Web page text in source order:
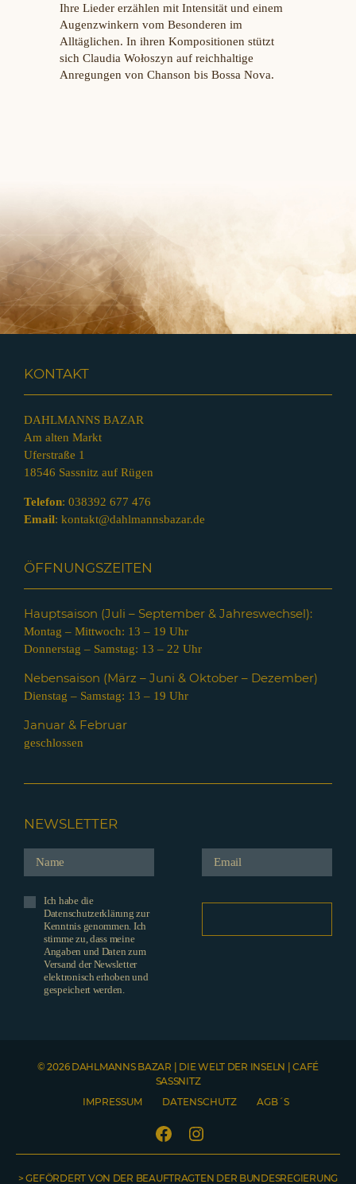
Ihre Lieder erzählen mit Intensität und einem
Augenzwinkern vom Besonderen im
Alltäglichen. In ihren Kompositionen stützt
sich Claudia Wołoszyn auf reichhaltige
Anregungen von Chanson bis Bossa Nova.
KONTAKT
DAHLMANNS BAZAR
Am alten Markt
Uferstraße 1
18546 Sassnitz auf Rügen
Telefon: 038392 677 476
Email: kontakt@dahlmannsbazar.de
ÖFFNUNGSZEITEN
Hauptsaison (Juli – September & Jahreswechsel):
Montag – Mittwoch: 13 – 19 Uhr
Donnerstag – Samstag: 13 – 22 Uhr
Nebensaison (März – Juni & Oktober – Dezember)
Dienstag – Samstag: 13 – 19 Uhr
Januar & Februar
geschlossen
NEWSLETTER
Ich habe die
Datenschutzerklärung zur
Kenntnis genommen. Ich
stimme zu, dass meine
Angaben und Daten zum
Versand der Newsletter
elektronisch erhoben und
gespeichert werden.
© 2026 DAHLMANNS BAZAR | DIE WELT DER INSELN | CAFÉ
SASSNITZ
IMPRESSUM
DATENSCHUTZ AGB´S
FacebookInstagram
> GEFÖRDERT VON DER BEAUFTRAGTEN DER BUNDESREGIERUNG